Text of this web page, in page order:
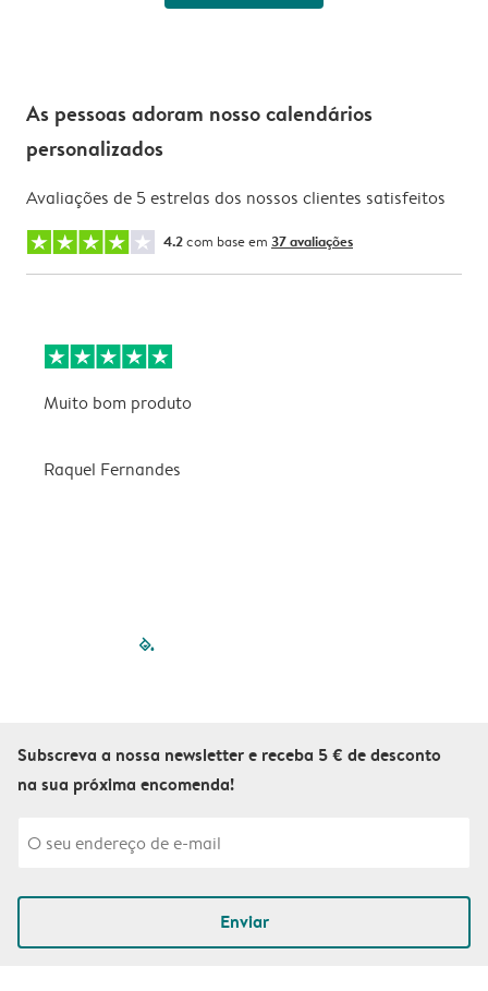
As pessoas adoram nosso calendários
personalizados
Avaliações de 5 estrelas dos nossos clientes satisfeitos
4.2com base em 37 avaliações
Muito bom produto
Raquel Fernandes
filled-pagination
Subscreva a nossa newsletter e receba 5 € de desconto
na sua próxima encomenda!
Enviar